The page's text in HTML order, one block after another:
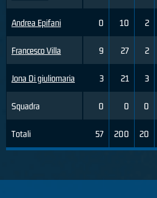
Andrea Epifani
Francesco Villa
Jona Di giuliomaria
Squadra
Totali
0 10 2
9 27 2
3 21 3
0 0 0
57 200 20